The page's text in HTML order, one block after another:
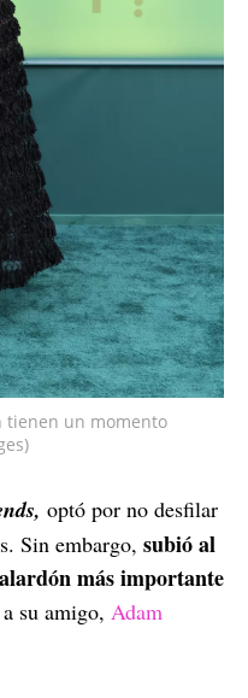
tienen un momento
optó por no desfilar
Sin embargo, subió al
más importante
su amigo, Adam